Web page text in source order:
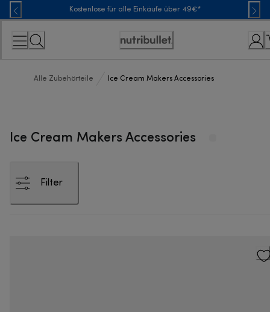
Skip
to
Content
Kostenlose für alle Einkäufe über 49€*
Erklärung
Zugänglichkeit
Alle Zubehörteile Ice Cream Makers Accessories
Ice Cream Makers Accessories
Filter